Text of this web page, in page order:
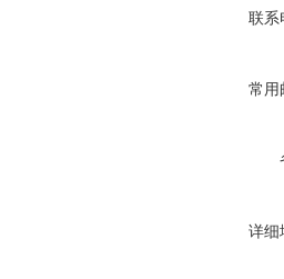
联系
常用
详细